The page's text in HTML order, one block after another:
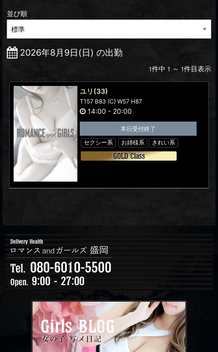
並び順
2026年8月9日(日) の出勤
1件中 1 ～ 1件目表示
ユリ (33)
T157 B83 (C) W57 H87
14:00 - 20:00
本日受付終了
セクシー系
お姉様系 きれい系